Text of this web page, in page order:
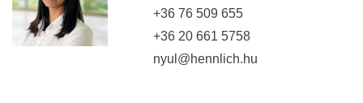
+36 76 509 655
+36 20 661 5758
nyul@hennlich.hu